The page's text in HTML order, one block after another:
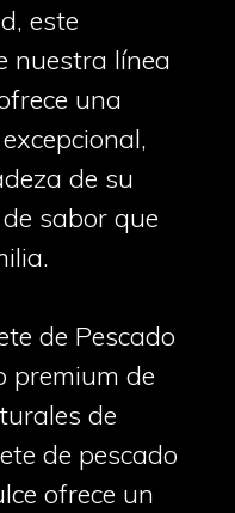
este
nuestra línea
una
de su
sabor que
de Pescado
premium de
de
de pescado
ofrece un